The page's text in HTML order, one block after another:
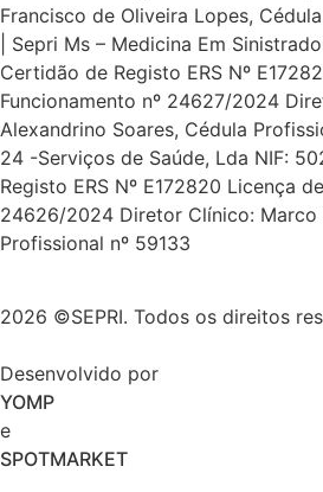
Francisco de Oliveira Lopes,
| Sepri Ms – Medicina Em
Certidão de Registo ERS Nº
Funcionamento nº 24627/2024
Alexandrino Soares, Cédula
24 -Serviços de Saúde, Lda NIF:
Registo ERS Nº E172820 Licença
24626/2024 Diretor Clínico: Marco
Profissional nº 59133
2026 ©SEPRI. Todos os direitos
Desenvolvido por
YOMP
e
SPOTMARKET